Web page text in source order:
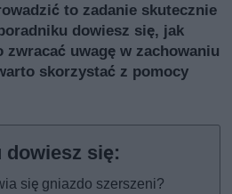
to zadanie skutecznie
dowiesz się, jak
zwracać uwagę w zachowaniu
skorzystać z pomocy
się gniazdo szerszeni?